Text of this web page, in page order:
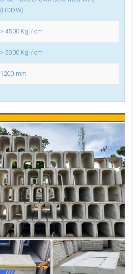
(HDDW)
> 4500 Kg / cm
> 5000 Kg / cm
1200 mm